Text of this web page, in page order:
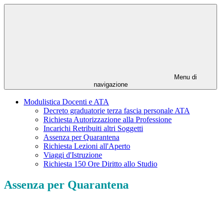
Menu di
navigazione
Modulistica Docenti e ATA
Decreto graduatorie terza fascia personale ATA
Richiesta Autorizzazione alla Professione
Incarichi Retribuiti altri Soggetti
Assenza per Quarantena
Richiesta Lezioni all'Aperto
Viaggi d'Istruzione
Richiesta 150 Ore Diritto allo Studio
Assenza per Quarantena